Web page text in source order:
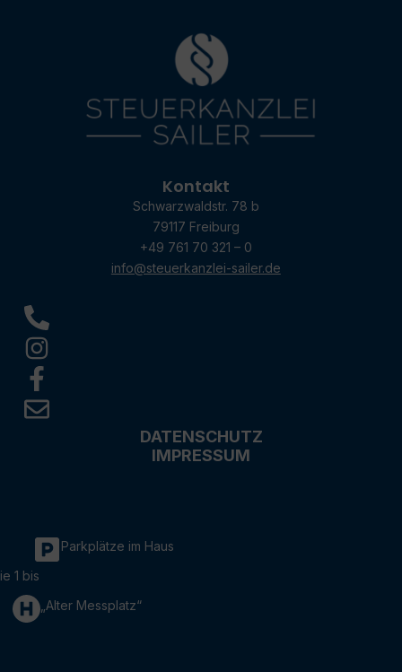
Kontakt
Schwarzwaldstr. 78 b
79117 Freiburg
+49 761 70 321 – 0
info@steuerkanzlei-sailer.de
DATENSCHUTZ
IMPRESSUM
Parkplätze im Haus
1 bis
„Alter Messplatz“